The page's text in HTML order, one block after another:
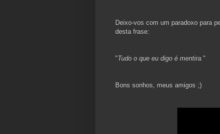
Deixo-vos com um paradoxo para
desta frase:
"Tudo o que eu digo é mentira. "
Bons sonhos, meus amigos ;)